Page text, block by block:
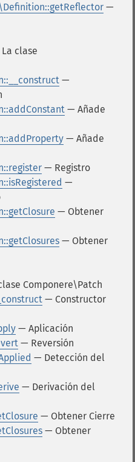
—
clase
—
— Añade
— Añade
— Registro
—
— Obtener
— Obtener
Componere\Patch
— Constructor
— Aplicación
— Reversión
— Detección del
— Derivación del
— Obtener Cierre
— Obtener